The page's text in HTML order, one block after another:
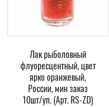
Лак рыболовный
флуоресцентный, цвет
ярко оранжевый,
России, мин заказ
10шт/уп. (Арт. RS-ZD)